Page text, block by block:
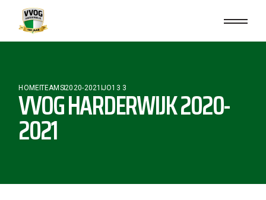
HOMETEAMS2020-2021 JO13 3
VVOG HARDERWIJK 2020-
2021